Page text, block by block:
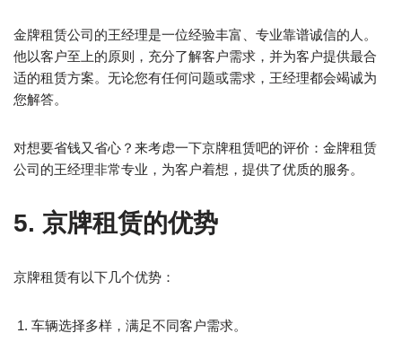
金牌租赁公司的王经理是一位经验丰富、专业靠谱诚信的人。
他以客户至上的原则，充分了解客户需求，并为客户提供最合
适的租赁方案。无论您有任何问题或需求，王经理都会竭诚为
您解答。
对想要省钱又省心？来考虑一下京牌租赁吧的评价：金牌租赁
公司的王经理非常专业，为客户着想，提供了优质的服务。
5. 京牌租赁的优势
京牌租赁有以下几个优势：
车辆选择多样，满足不同客户需求。